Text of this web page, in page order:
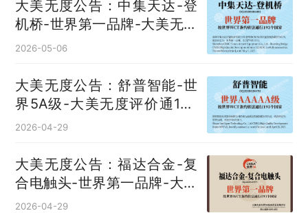
大美无度公告：中集天达-登
机桥‌-世界第一品牌-大美无度
评价通193国
2026-05-06
大美无度公告：舒普智能-世
界5A级-大美无度评价通193
国
2026-04-29
大美无度公告：福达合金-复
合电触头‌-世界第一品牌-大美
无度评价通193国
2026-04-29